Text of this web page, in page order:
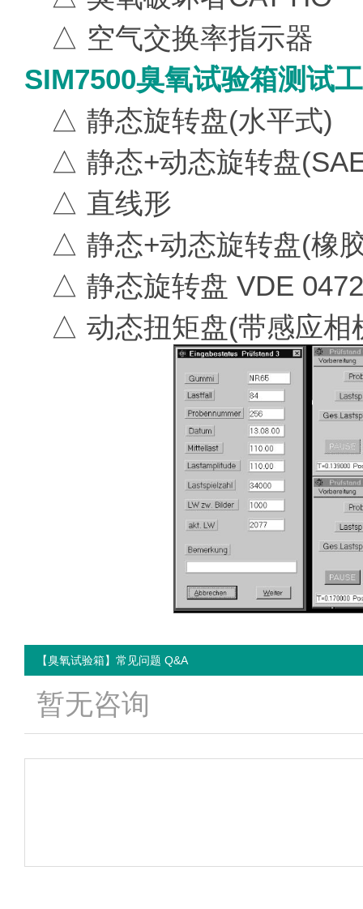
△ 空气交换率指示器
SIM7500臭氧试验箱测试
△ 静态旋转盘(水平式)
△ 静态+动态旋转盘
△ 直线形
△ 静态+动态旋转盘(橡
△ 静态旋转盘 VDE 0472
△ 动态扭矩盘(带感应相
【臭氧试验箱】常见问题 Q&A
暂无咨询